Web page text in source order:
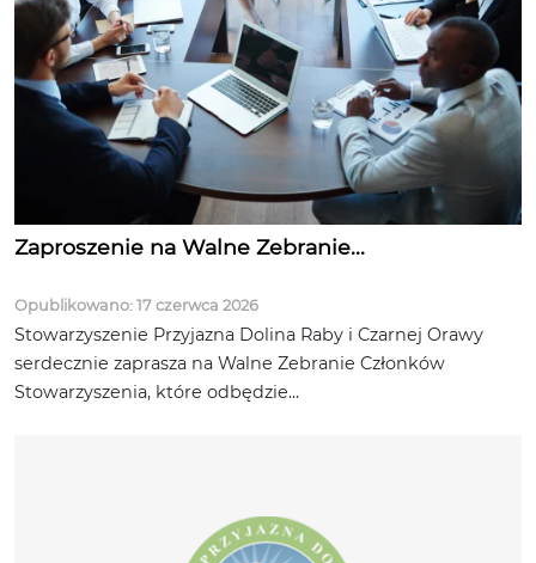
Zaproszenie na Walne Zebranie...
Opublikowano: 17 czerwca 2026
Stowarzyszenie Przyjazna Dolina Raby i Czarnej Orawy
serdecznie zaprasza na Walne Zebranie Członków
Stowarzyszenia, które odbędzie...